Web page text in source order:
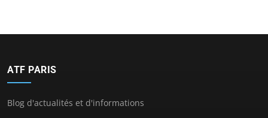
ATF PARIS
Blog d'actualités et d'informations